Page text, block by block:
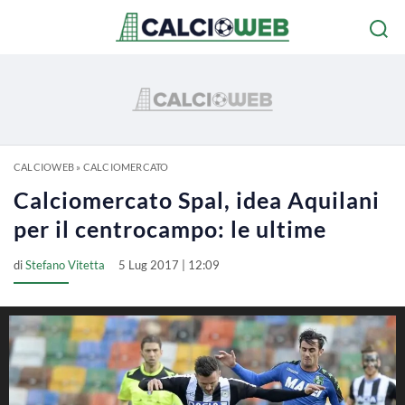
CALCIOWEB» CALCIOMERCATO
Calciomercato Spal, idea Aquilani
per il centrocampo: le ultime
diStefano Vitetta 5 Lug 2017 | 12:09